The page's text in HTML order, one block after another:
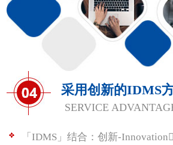
采用创新的IDMS
SERVICE
「IDMS」结合：创新-